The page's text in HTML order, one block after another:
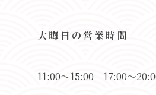
大晦日の営業時間
11:00～15:00 17:00～